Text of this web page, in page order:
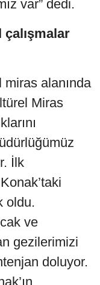
var” dedi.
alanında
Miras
İlk
oldu.
ve
gezilerimizi
doluyor.